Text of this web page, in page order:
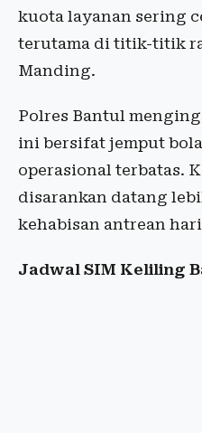
kuota layanan sering
terutama di titik-titik
Manding.
Polres Bantul
ini bersifat jemput
operasional terbatas.
disarankan datang
kehabisan antrean
Jadwal SIM Keliling